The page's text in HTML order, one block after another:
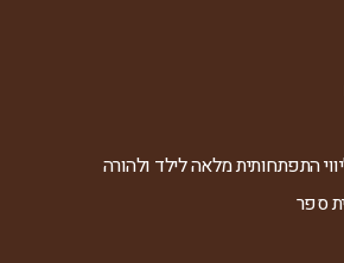
התפתחותית מלאה לילד ולהורה